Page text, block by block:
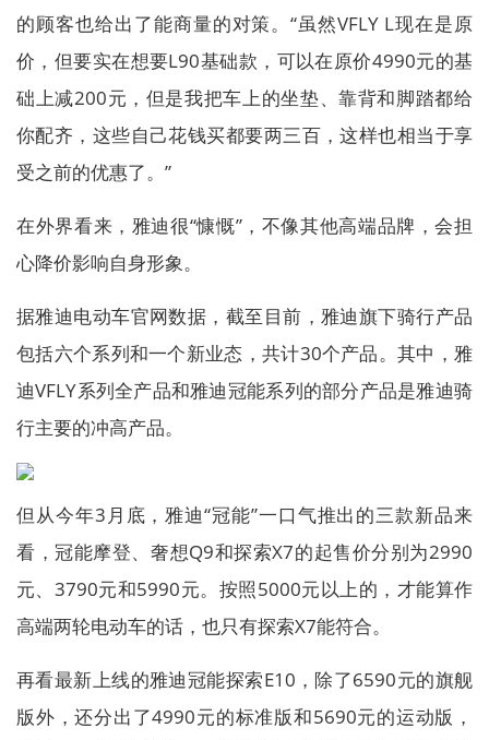
的顾客也给出了能商量的对策。“虽然VFLY L现在是原
价，但要实在想要L90基础款，可以在原价4990元的基
础上减200元，但是我把车上的坐垫、靠背和脚踏都给
你配齐，这些自己花钱买都要两三百，这样也相当于享
受之前的优惠了。”
在外界看来，雅迪很“慷慨”，不像其他高端品牌，会担
心降价影响自身形象。
据雅迪电动车官网数据，截至目前，雅迪旗下骑行产品
包括六个系列和一个新业态，共计30个产品。其中，雅
迪VFLY系列全产品和雅迪冠能系列的部分产品是雅迪骑
行主要的冲高产品。
但从今年3月底，雅迪“冠能”一口气推出的三款新品来
看，冠能摩登、奢想Q9和探索X7的起售价分别为2990
元、3790元和5990元。按照5000元以上的，才能算作
高端两轮电动车的话，也只有探索X7能符合。
再看最新上线的雅迪冠能探索E10，除了6590元的旗舰
版外，还分出了4990元的标准版和5690元的运动版，